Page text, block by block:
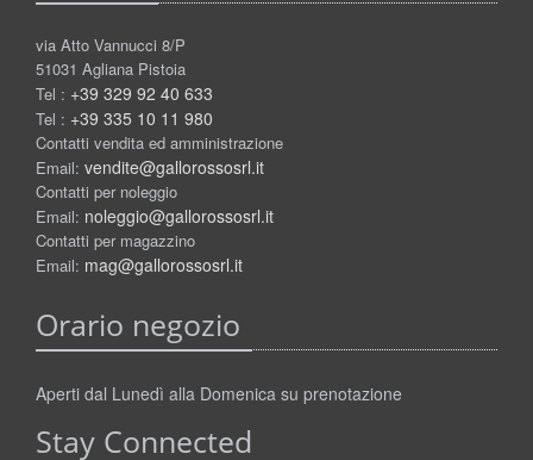
via Atto Vannucci 8/P
51031 Agliana Pistoia
Tel : +39 329 92 40 633
Tel : +39 335 10 11 980
Contatti vendita ed amministrazione
Email: vendite@gallorossosrl.it
Contatti per noleggio
Email: noleggio@gallorossosrl.it
Contatti per magazzino
Email: mag@gallorossosrl.it
Orario negozio
Aperti dal Lunedì alla Domenica su prenotazione
Stay Connected